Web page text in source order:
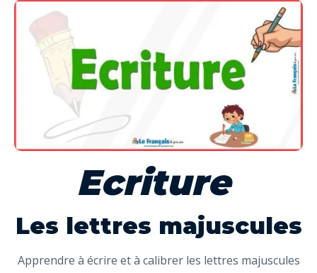
Ecriture
Les lettres majuscules
Apprendre à écrire et à calibrer les lettres majuscules